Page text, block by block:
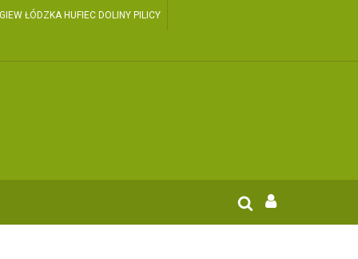
ŁÓDZKA HUFIEC DOLINY PILICY